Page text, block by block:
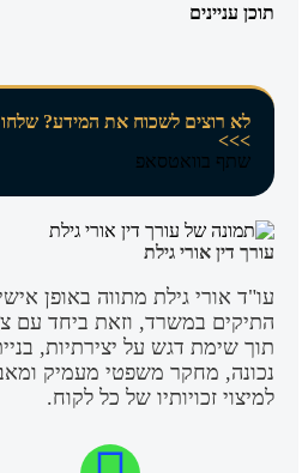
תוכן עניינים
לא רוצים לשכוח את המידע?
>>>
שתף בוואטסאפ
עורך דין אורי גילת
עו"ד אורי גילת מתווה באופן
התיקים במשרד, וזאת ביחד עם
תוך שימת דגש על יצירתיות,
נכונה, מחקר משפטי מעמיק
למיצוי זכויותיו של כל לקוח.